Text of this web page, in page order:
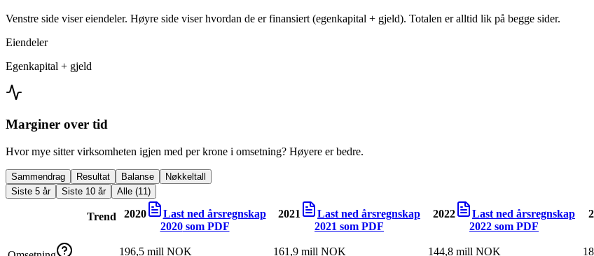
Venstre side viser eiendeler. Høyre side viser hvordan de er finansiert (egenkapital + gjeld). Totalen er alltid lik på begge sider.
Eiendeler
Egenkapital + gjeld
Marginer over tid
Hvor mye sitter virksomheten igjen med per krone i omsetning? Høyere er bedre.
Sammendrag Resultat Balanse
Nøkkeltall
Siste 5 år
Siste 10 år Alle (11)
Trend 2020
Last ned årsregnskap
2020som PDF
2021
Last ned årsregnskap
2021 som PDF
2022
Last ned årsregnskap
2022 som PDF
196,5 mill NOK 161,9 mill NOK 144,8 mill NOK